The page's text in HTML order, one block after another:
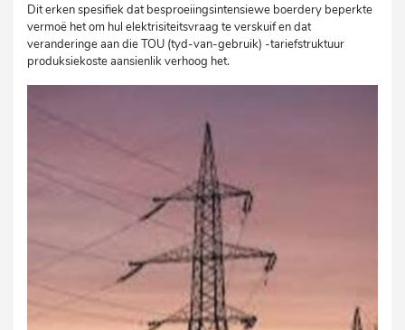
Dit erken spesifiek dat besproeiingsintensiewe boerdery beperkte
vermoë het om hul elektrisiteitsvraag te verskuif en dat
veranderinge aan die TOU (tyd-van-gebruik) -tariefstruktuur
produksiekoste aansienlik verhoog het.